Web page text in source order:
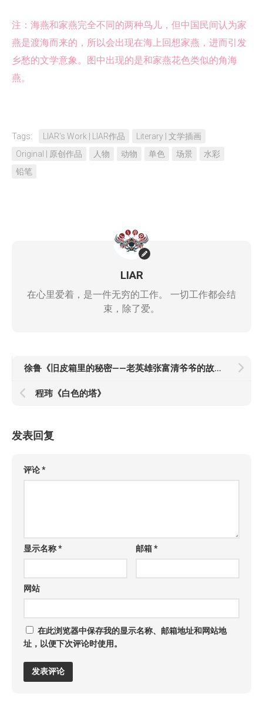
注：海燕和家燕完全不同的两种鸟儿，但中国民间认为家
燕是渡海而来的，所以会出现在海上回想家燕，进而引发
乡愁的文学意象。图中出现的是和家燕花色类似的角海
燕。
Tags: LIAR‘s Work | LIAR作品
Literary | 文学插画
Original | 原创作品
人物 动物 单色 场景
水彩
铅笔
LIAR
在心里爱着，是一件无穷的工作。 一切工作都会结
束，除了爱。
徐鲁《旧皮箱里的秘密——老英雄张富清爷爷的故事》
程玮《白色的塔》
发表回复
评论*
显示名称* 邮箱*
网站
在此浏览器中保存我的显示名称、邮箱地址和网站地
址，以便下次评论时使用。